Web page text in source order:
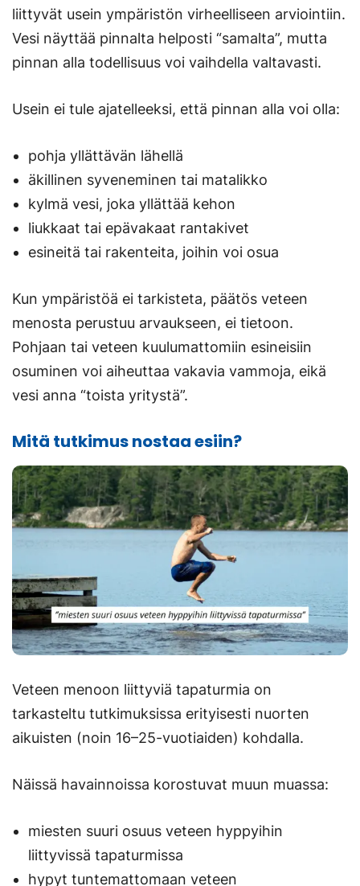
liittyvät usein ympäristön virheelliseen arviointiin.
Vesi näyttää pinnalta helposti “samalta”, mutta
pinnan alla todellisuus voi vaihdella valtavasti.
Usein ei tule ajatelleeksi, että pinnan alla voi olla:
pohja yllättävän lähellä
äkillinen syveneminen tai matalikko
kylmä vesi, joka yllättää kehon
liukkaat tai epävakaat rantakivet
esineitä tai rakenteita, joihin voi osua
Kun ympäristöä ei tarkisteta, päätös veteen
menosta perustuu arvaukseen, ei tietoon.
Pohjaan tai veteen kuulumattomiin esineisiin
osuminen voi aiheuttaa vakavia vammoja, eikä
vesi anna “toista yritystä”.
Mitä tutkimus nostaa esiin?
Veteen menoon liittyviä tapaturmia on
tarkasteltu tutkimuksissa erityisesti nuorten
aikuisten (noin 16–25-vuotiaiden) kohdalla.
Näissä havainnoissa korostuvat muun muassa:
miesten suuri osuus veteen hyppyihin
liittyvissä tapaturmissa
hypyt tuntemattomaan veteen